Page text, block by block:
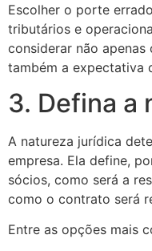
Escolher o porte
tributários e
considerar não
também a expectativa
3. Defina a
A natureza jurídica
empresa. Ela define,
sócios, como será a
como o contrato será
Entre as opções mais